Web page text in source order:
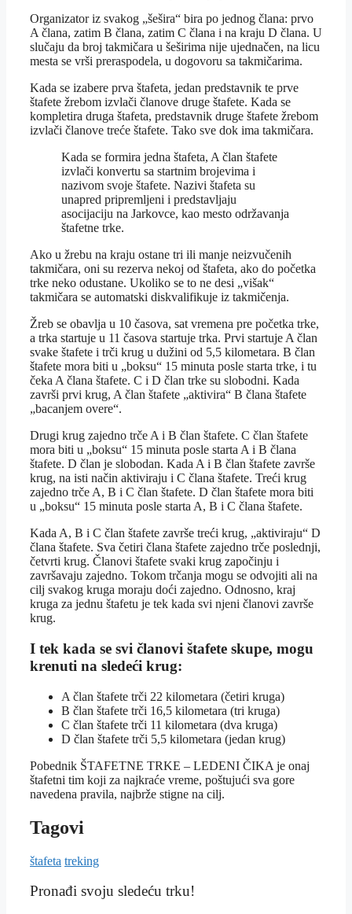
Organizator iz svakog „šešira“ bira po jednog člana: prvo
A člana, zatim B člana, zatim C člana i na kraju D člana. U
slučaju da broj takmičara u šeširima nije ujednačen, na licu
mesta se vrši preraspodela, u dogovoru sa takmičarima.
Kada se izabere prva štafeta, jedan predstavnik te prve
štafete žrebom izvlači članove druge štafete. Kada se
kompletira druga štafeta, predstavnik druge štafete žrebom
izvlači članove treće štafete. Tako sve dok ima takmičara.
Kada se formira jedna štafeta, A član štafete
izvlači konvertu sa startnim brojevima i
nazivom svoje štafete. Nazivi štafeta su
unapred pripremljeni i predstavljaju
asocijaciju na Jarkovce, kao mesto održavanja
štafetne trke.
Ako u žrebu na kraju ostane tri ili manje neizvučenih
takmičara, oni su rezerva nekoj od štafeta, ako do početka
trke neko odustane. Ukoliko se to ne desi „višak“
takmičara se automatski diskvalifikuje iz takmičenja.
Žreb se obavlja u 10 časova, sat vremena pre početka trke,
a trka startuje u 11 časova startuje trka. Prvi startuje A član
svake štafete i trči krug u dužini od 5,5 kilometara. B član
štafete mora biti u „boksu“ 15 minuta posle starta trke, i tu
čeka A člana štafete. C i D član trke su slobodni. Kada
završi prvi krug, A član štafete „aktivira“ B člana štafete
„bacanjem overe“.
Drugi krug zajedno trče A i B član štafete. C član štafete
mora biti u „boksu“ 15 minuta posle starta A i B člana
štafete. D član je slobodan. Kada A i B član štafete završe
krug, na isti način aktiviraju i C člana štafete. Treći krug
zajedno trče A, B i C član štafete. D član štafete mora biti
u „boksu“ 15 minuta posle starta A, B i C člana štafete.
Kada A, B i C član štafete završe treći krug, „aktiviraju“ D
člana štafete. Sva četiri člana štafete zajedno trče poslednji,
četvrti krug. Članovi štafete svaki krug započinju i
završavaju zajedno. Tokom trčanja mogu se odvojiti ali na
cilj svakog kruga moraju doći zajedno. Odnosno, kraj
kruga za jednu štafetu je tek kada svi njeni članovi završe
krug.
I tek kada se svi članovi štafete skupe, mogu
krenuti na sledeći krug:
A član štafete trči 22 kilometara (četiri kruga)
B član štafete trči 16,5 kilometara (tri kruga)
C član štafete trči 11 kilometara (dva kruga)
D član štafete trči 5,5 kilometara (jedan krug)
Pobednik ŠTAFETNE TRKE – LEDENI ČIKA je onaj
štafetni tim koji za najkraće vreme, poštujući sva gore
navedena pravila, najbrže stigne na cilj.
Tagovi
štafeta treking
Pronađi svoju sledeću trku!